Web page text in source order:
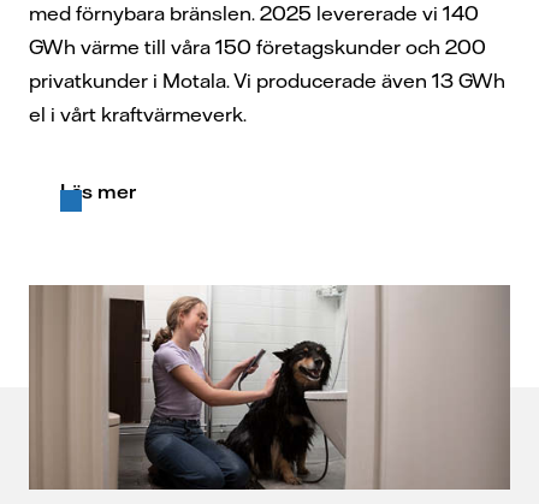
med förnybara bränslen. 2025 levererade vi 140
GWh värme till våra 150 företagskunder och 200
privatkunder i Motala. Vi producerade även 13 GWh
el i vårt kraftvärmeverk.
Läs mer